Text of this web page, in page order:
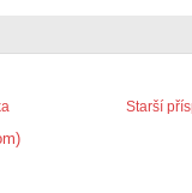
Starší